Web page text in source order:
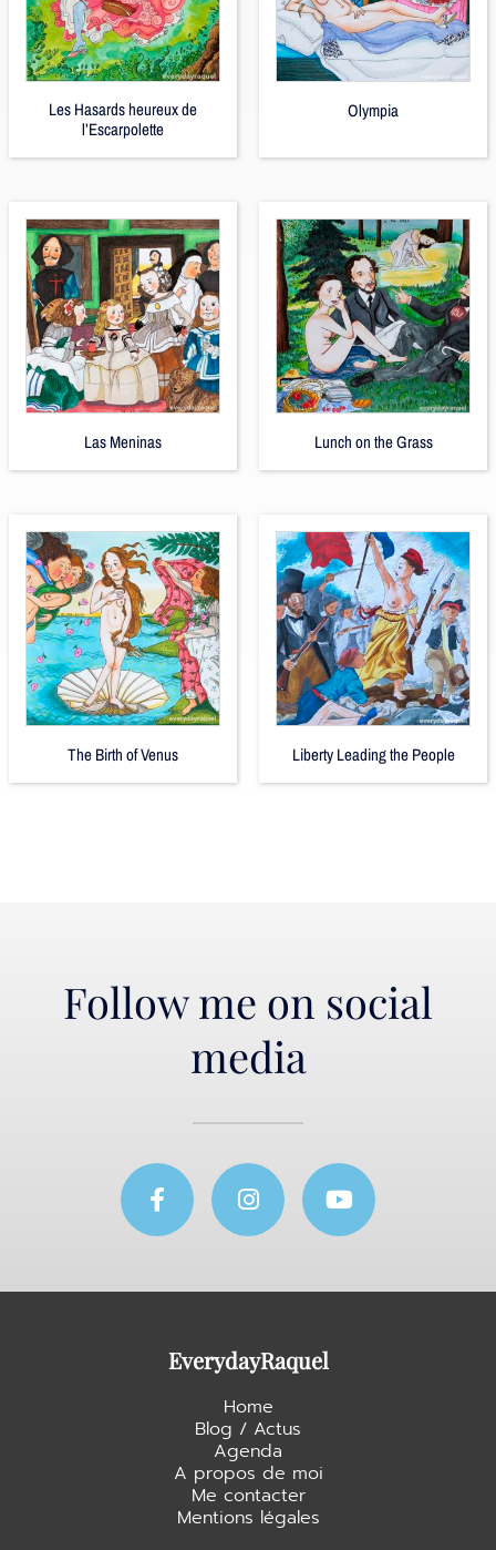
Les Hasards heureux de
l’Escarpolette
Olympia
Las Meninas Lunch on the Grass
The Birth of Venus Liberty Leading the People
Follow me on social
media
F
a
c
e
o
k
I
n
s
t
g
m
Y
o
t
b
EverydayRaquel
Home
Blog / Actus
Agenda
A propos de moi
Me contacter
Mentions légales